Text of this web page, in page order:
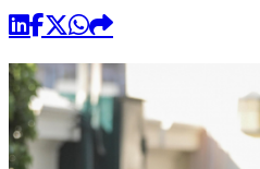
Universidad